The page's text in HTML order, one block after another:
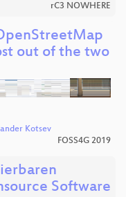
rC3 NOWHERE
out of the two
Kotsev
FOSS4G 2019
Software